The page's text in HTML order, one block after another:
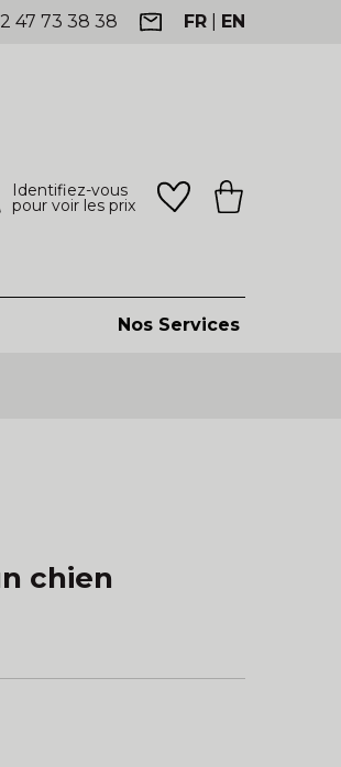
47 73 38 38 FR EN
Identifiez-vous
pour voir les prix
Nos Services
chien